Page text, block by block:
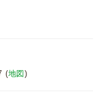
(地図)